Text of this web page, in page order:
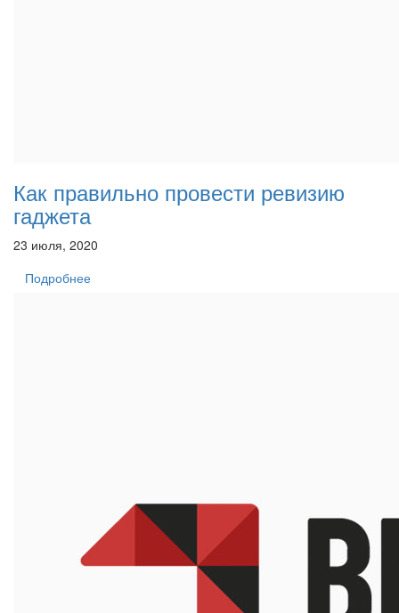
Как правильно провести ревизию
гаджета
23 июля, 2020
Подробнее